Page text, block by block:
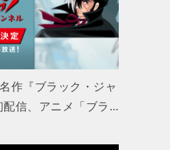
作『ブラック・ジャ
配信、アニメ「ブラ…